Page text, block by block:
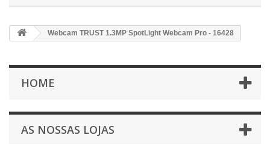
Webcam TRUST 1.3MP SpotLight Webcam Pro - 16428
HOME
AS NOSSAS LOJAS